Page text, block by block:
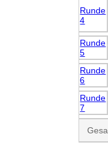
Runde
4
Runde
5
Runde
6
Runde
7